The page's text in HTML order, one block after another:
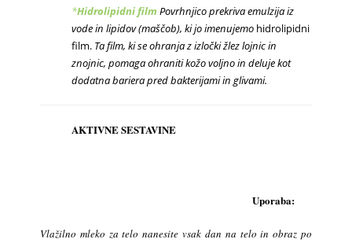
*Hidrolipidni film Povrhnjico prekriva emulzija iz
vode in lipidov (maščob), ki jo imenujemohidrolipidni
film. Ta film, ki se ohranja z izločki žlez lojnic in
znojnic, pomaga ohraniti kožo voljno in deluje kot
dodatna bariera pred bakterijami in glivami.
AKTIVNESESTAVINE
Uporaba:
Vlažilno mleko za telo nanesite vsak dan na telo in obraz po